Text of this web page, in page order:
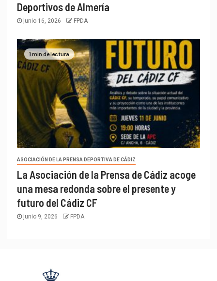
Deportivos de Almería
junio 16, 2026 FPDA
1 min de lectura
ASOCIACIÓN DE LA PRENSA DEPORTIVA DE CÁDIZ
La Asociación de la Prensa de Cádiz acoge
una mesa redonda sobre el presente y
futuro del Cádiz CF
junio 9, 2026 FPDA